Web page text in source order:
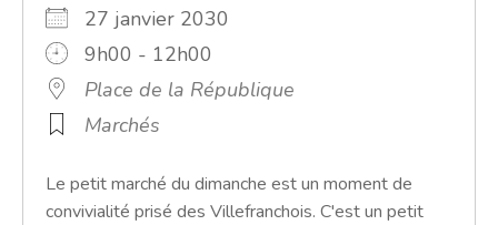
27 janvier 2030
9h00 - 12h00
Place de la République
Marchés
Le petit marché du dimanche est un moment de
convivialité prisé des Villefranchois. C'est un petit